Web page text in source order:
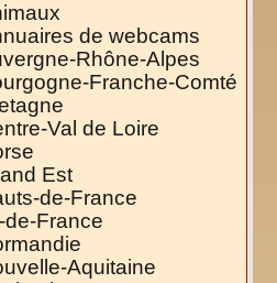
de webcams
Rhône-Alpes
Franche-Comté
Val de Loire
Est
de-France
de-France
Aquitaine